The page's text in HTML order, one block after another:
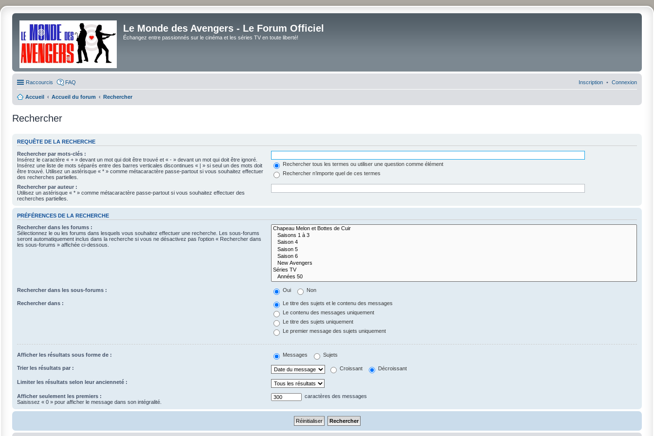
Le Monde des Avengers - Le Forum Officiel
Échangez entre passionnés sur le cinéma et les séries TV en toute liberté!
Raccourcis FAQ Connexion
Inscription
Accueil Accueil du forum Rechercher
Rechercher
REQUÊTE DE LA RECHERCHE
Rechercher par mots-clés :
Insérez le caractère « + » devant un mot qui doit être trouvé et « - » devant un mot qui doit être ignoré.
Insérez une liste de mots séparés entre des barres verticales discontinues « | » si seul un des mots doit
être trouvé. Utilisez un astérisque « * » comme métacaractère passe-partout si vous souhaitez effectuer
des recherches partielles.
Rechercher tous les termes ou utiliser une question comme élément
Rechercher n’importe quel de ces termes
Rechercher par auteur :
Utilisez un astérisque « * » comme métacaractère passe-partout si vous souhaitez effectuer des
recherches partielles.
PRÉFÉRENCES DE LA RECHERCHE
Rechercher dans les forums :
Sélectionnez le ou les forums dans lesquels vous souhaitez effectuer une recherche. Les sous-forums
seront automatiquement inclus dans la recherche si vous ne désactivez pas l’option « Rechercher dans
les sous-forums » affichée ci-dessous.
Rechercher dans les sous-forums : Oui Non
Rechercher dans :
Le titre des sujets et le contenu des messages
Le contenu des messages uniquement
Le titre des sujets uniquement
Le premier message des sujets uniquement
Afficher les résultats sous forme de : Messages Sujets
Trier les résultats par : Croissant Décroissant
Limiter les résultats selon leur ancienneté :
Afficher seulement les premiers :
Saisissez « 0 » pour afficher le message dans son intégralité.
caractères des messages